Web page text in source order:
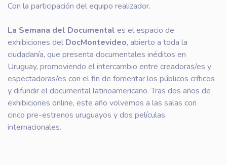
Con la participación del equipo realizador.
La Semana del Documental es el espacio de
exhibiciones del DocMontevideo, abierto a toda la
ciudadanía, que presenta documentales inéditos en
Uruguay, promoviendo el intercambio entre creadoras/es y
espectadoras/es con el fin de fomentar los públicos críticos
y difundir el documental latinoamericano. Tras dos años de
exhibiciones online, este año volvemos a las salas con
cinco pre-estrenos uruguayos y dos películas
internacionales.